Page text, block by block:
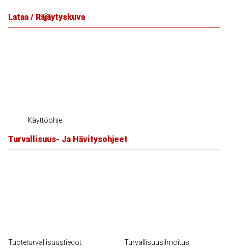
Lataa / Räjäytyskuva
Käyttöohje
Turvallisuus- Ja Hävitysohjeet
Tuoteturvallisuustiedot
Turvallisuusilmoitus